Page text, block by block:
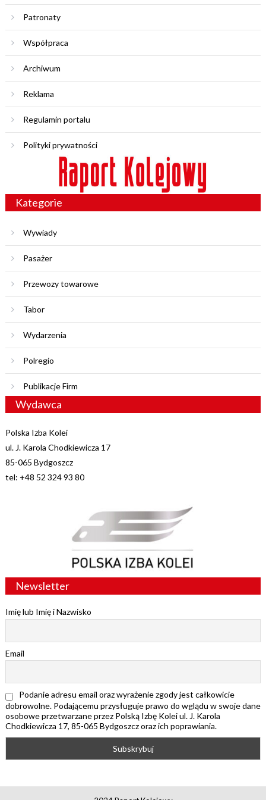
Patronaty
Współpraca
Archiwum
Reklama
Regulamin portalu
Polityki prywatności
Kategorie
Wywiady
Pasażer
Przewozy towarowe
Tabor
Wydarzenia
Polregio
Publikacje Firm
Wydawca
Polska Izba Kolei
ul. J. Karola Chodkiewicza 17
85-065 Bydgoszcz
tel: +48 52 324 93 80
Newsletter
Imię lub Imię i Nazwisko
Email
Podanie adresu email oraz wyrażenie zgody jest całkowicie
dobrowolne. Podającemu przysługuje prawo do wglądu w swoje dane
osobowe przetwarzane przez Polską Izbę Kolei ul. J. Karola
Chodkiewicza 17, 85-065 Bydgoszcz oraz ich poprawiania.